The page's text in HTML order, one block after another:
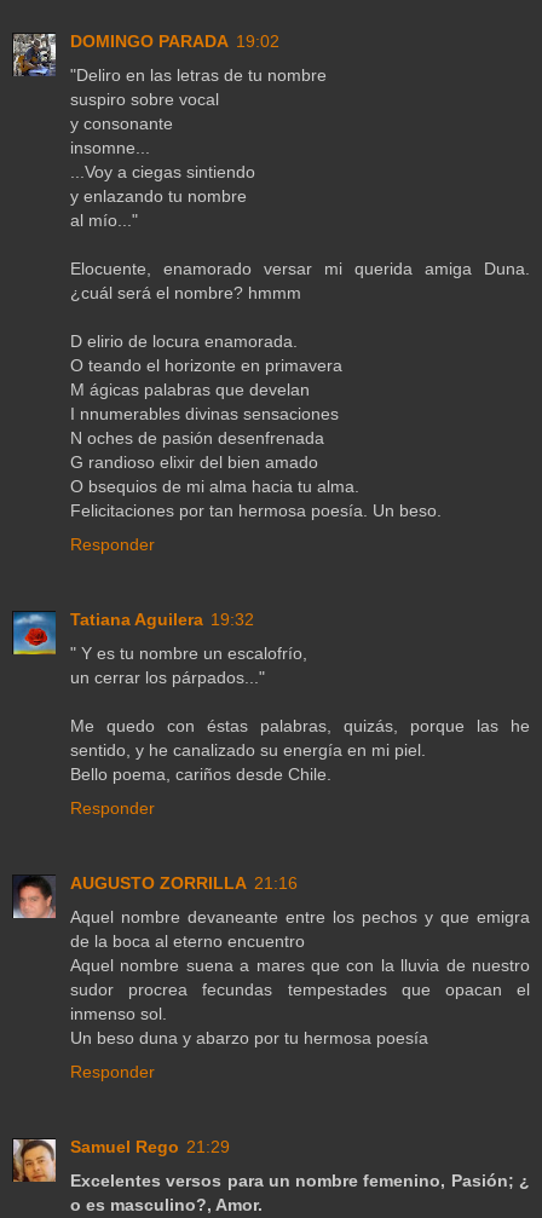
DOMINGO PARADA 19:02
"Deliro en las letras de tu nombre
suspiro sobre vocal
y consonante
insomne...
...Voy a ciegas sintiendo
y enlazando tu nombre
al mío..."
Elocuente, enamorado versar mi querida amiga Duna.
¿cuál será el nombre? hmmm
D elirio de locura enamorada.
O teando el horizonte en primavera
M ágicas palabras que develan
I nnumerables divinas sensaciones
N oches de pasión desenfrenada
G randioso elixir del bien amado
O bsequios de mi alma hacia tu alma.
Felicitaciones por tan hermosa poesía. Un beso.
Responder
Tatiana Aguilera 19:32
" Y es tu nombre un escalofrío,
un cerrar los párpados..."
Me quedo con éstas palabras, quizás, porque las he
sentido, y he canalizado su energía en mi piel.
Bello poema, cariños desde Chile.
Responder
AUGUSTO ZORRILLA 21:16
Aquel nombre devaneante entre los pechos y que emigra
de la boca al eterno encuentro
Aquel nombre suena a mares que con la lluvia de nuestro
sudor procrea fecundas tempestades que opacan el
inmenso sol.
Un beso duna y abarzo por tu hermosa poesía
Responder
Samuel Rego 21:29
Excelentes versos para un nombre femenino, Pasión; ¿
o es masculino?, Amor.